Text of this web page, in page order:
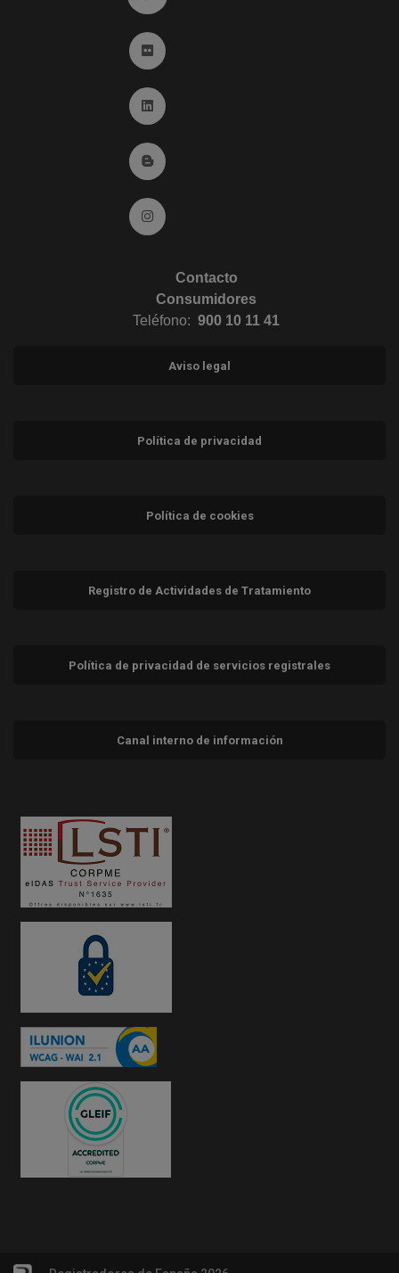
Ir a Flickr (abre en ventana nueva)
Ir a Linkedin (abre en ventana nueva)
Ir al Blog (abre en ventana nueva)
Ir a Instagram (abre en ventana nueva)
Contacto
Consumidores
Teléfono: 900 10 11 41
Aviso legal
Política de privacidad
Política de cookies
Registro de Actividades de Tratamiento
Política de privacidad de servicios registrales
Canal interno de información